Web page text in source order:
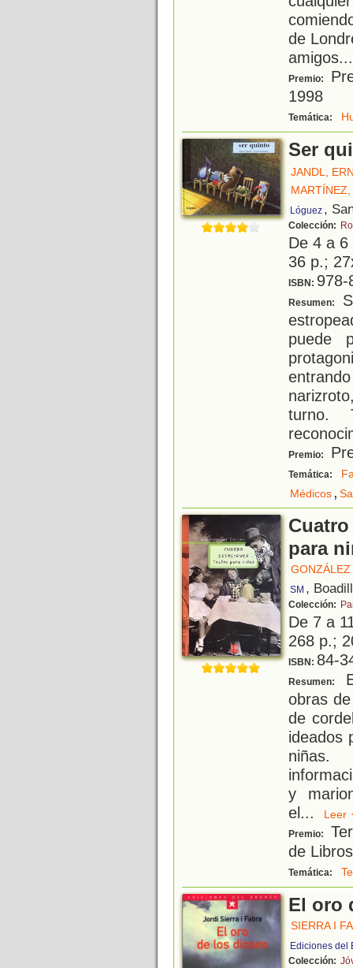
de
amigos...
Premio:
1998
Temática:
Ser
JANDL,
Lóguez ,
Colección:
De 4 a
36 p.;
ISBN: 978-
Resumen:
puede
turno.
Premio:
Temática:
Médicos,
para
SM ,
Colección:
De 7 a
268 p.;
ISBN: 84-
Resumen:
obras
de
ideados
niñas.
y
el...
Premio:
de
Temática:
El oro
SIERRA I
Ediciones del
Colección: